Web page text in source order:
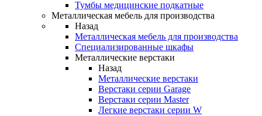
Тумбы медицинские подкатные
Металлическая мебель для производства
Назад
Металлическая мебель для производства
Cпециализированные шкафы
Металлические верстаки
Назад
Металлические верстаки
Верстаки серии Garage
Верстаки серии Master
Легкие верстаки серии W